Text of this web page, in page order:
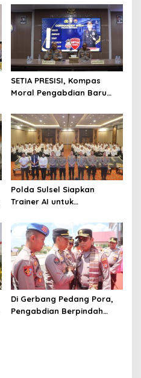
SETIA PRESISI, Kompas
Moral Pengabdian Baru
Polda Sulsel Siapkan
Trainer AI untuk
Digital
Di Gerbang Pedang Pora,
Pengabdian Berpindah